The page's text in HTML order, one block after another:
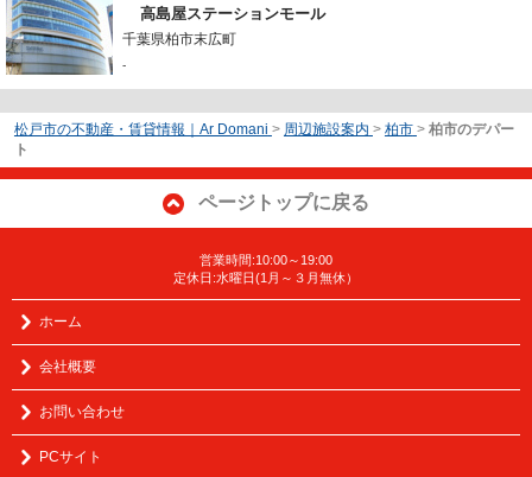
高島屋ステーションモール
千葉県柏市末広町
-
松戸市の不動産・賃貸情報｜Ar Domani > 周辺施設案内 > 柏市 > 柏市のデパー
ト
ページトップに戻る
営業時間:10:00～19:00
定休日:水曜日(1月～３月無休）
ホーム
会社概要
お問い合わせ
PCサイト